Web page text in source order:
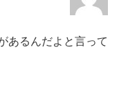
あるんだよと言って